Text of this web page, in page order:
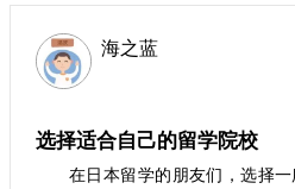
海之蓝
选择适合自己的留学院校
在日本留学的朋友们，选择